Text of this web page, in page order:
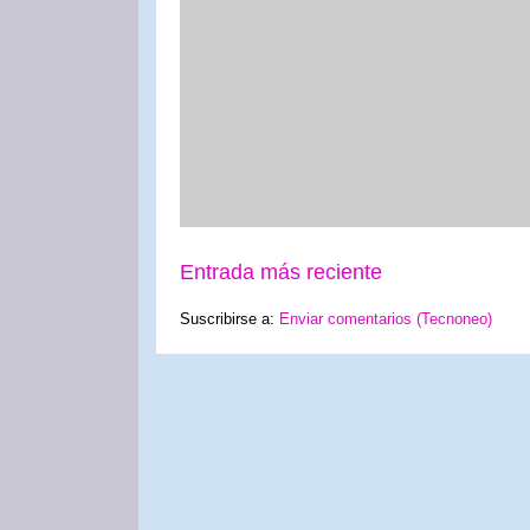
Entrada más reciente
Suscribirse a: Enviar comentarios (Tecnoneo)